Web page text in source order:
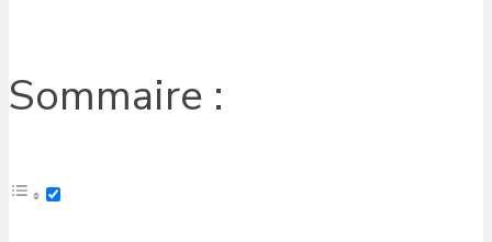
Sommaire :